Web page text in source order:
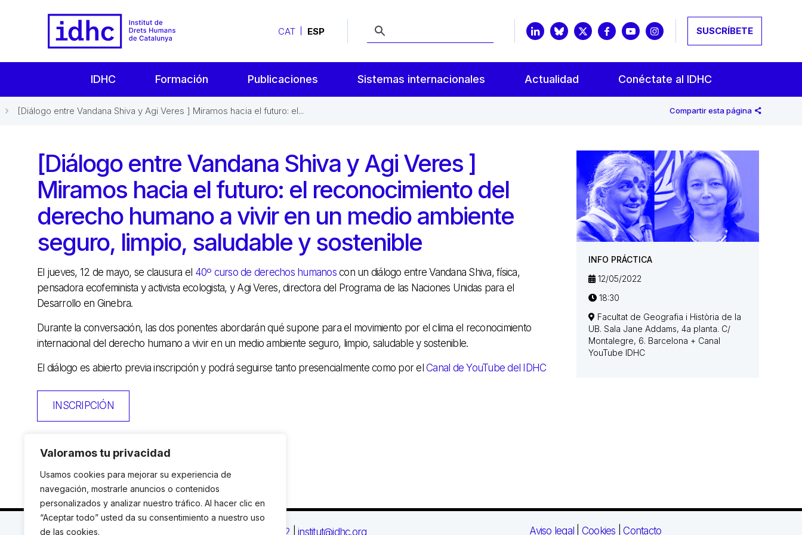
Valoramos tu privacidad
Usamos cookies para mejorar su experiencia de
navegación, mostrarle anuncios o contenidos
personalizados y analizar nuestro tráfico. Al hacer clic en
“Aceptar todo” usted da su consentimiento a nuestro uso
de las cookies.
CAT ESP SUSCRÍBETE
IDHC Formación Publicaciones Sistemas internacionales Actualidad Conéctate al IDHC
[Diálogo entre Vandana Shiva y Agi Veres ] Miramos hacia el futuro: el... Compartir esta página
[Diálogo entre Vandana Shiva y Agi Veres ]
Miramos hacia el futuro: el reconocimiento del
derecho humano a vivir en un medio ambiente
seguro, limpio, saludable y sostenible
El jueves, 12 de mayo, se clausura el 40º curso de derechos humanoscon un diálogo entre Vandana Shiva, física,
pensadora ecofeminista y activista ecologista, y Agi Veres, directora del Programa de las Naciones Unidas para el
Desarrollo en Ginebra.
Durante la conversación, las dos ponentes abordarán qué supone para el movimiento por el clima el reconocimiento
internacional del derecho humano a vivir en un medio ambiente seguro, limpio, saludable y sostenible.
El diálogo es abierto previa inscripción y podrá seguirse tanto presencialmente como por el Canal de YouTube del IDHC
INSCRIPCIÓN
INFO PRÁCTICA
12/05/2022
18:30
Facultat de Geografia i Història de la
UB. Sala Jane Addams, 4a planta. C/
Montalegre, 6. Barcelona + Canal
YouTube IDHC
C. Avinyó 44, 2n | 08002 Barcelona | T.: +34 93 119 03 72 institut@idhc.org Aviso legal Cookies |Contacto